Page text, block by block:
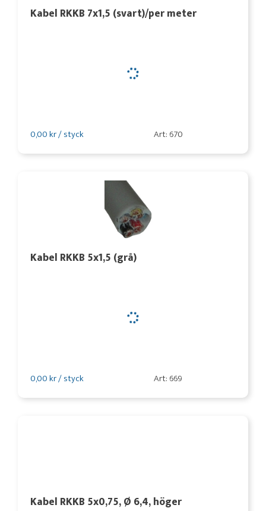
Kabel RKKB 7x1,5 (svart)/per meter
0,00 kr / styck Art: 670
Kabel RKKB 5x1,5 (grå)
0,00 kr / styck Art: 669
Kabel RKKB 5x0,75, Ø 6,4, höger